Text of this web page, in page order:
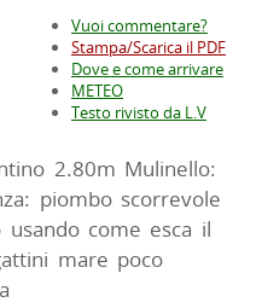
Vuoi commentare?
Stampa/Scarica il PDF
Dove e come arrivare
METEO
Testo rivisto da L.V
2.80m Mulinello:
piombo scorrevole
come esca il
mare poco